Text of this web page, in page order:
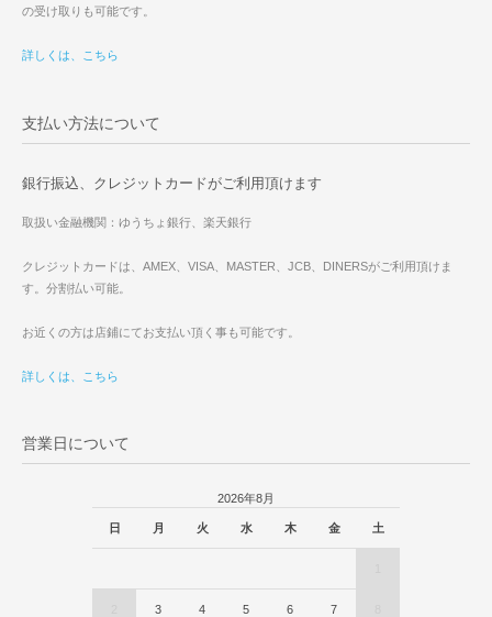
の受け取りも可能です。
詳しくは、こちら
支払い方法について
銀行振込、クレジットカードがご利用頂けます
取扱い金融機関：ゆうちょ銀行、楽天銀行
クレジットカードは、AMEX、VISA、MASTER、JCB、DINERSがご利用頂けま
す。分割払い可能。
お近くの方は店鋪にてお支払い頂く事も可能です。
詳しくは、こちら
営業日について
2026年8月
日 月 火 水 木 金 土
3 4 5 6 7